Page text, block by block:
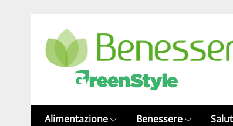
Alimentazione Benessere